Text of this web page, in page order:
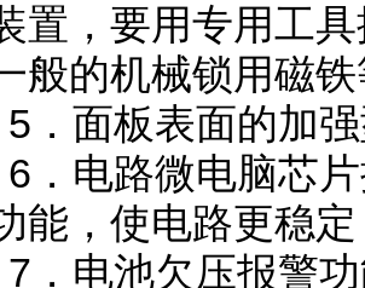
置，要用专用工
般的机械锁用磁
5．面板表面的加
6．电路微电脑芯
能，使电路更稳
7．电池欠压报警